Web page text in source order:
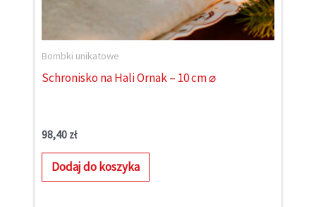
Bombki unikatowe
Schronisko na Hali Ornak – 10 cm ⌀
98,40 zł
Dodaj do koszyka